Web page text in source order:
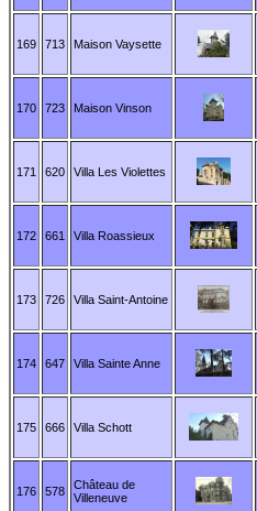
169 713 Maison Vaysette
170 723 Maison Vinson
171 620 Villa Les Violettes
172 661 Villa Roassieux
173 726 Villa Saint-Antoine
174 647 Villa Sainte Anne
175 666 Villa Schott
176 578
Château de
Villeneuve